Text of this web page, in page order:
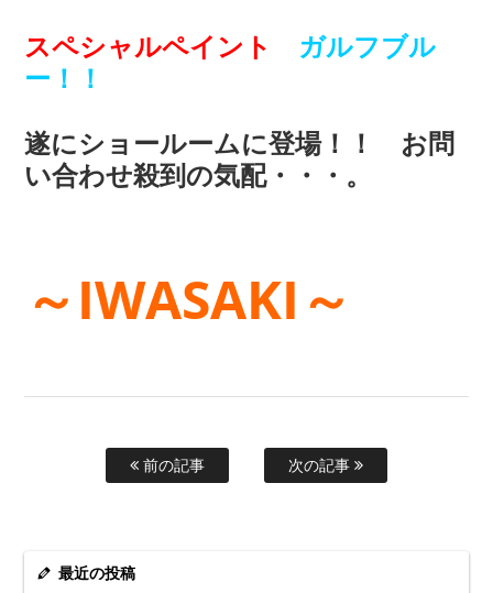
スペシャルペイント
ガルフブル
ー！！
遂にショールームに登場！！ お問
い合わせ殺到の気配・・・。
～IWASAKI～
前の記事 次の記事
最近の投稿